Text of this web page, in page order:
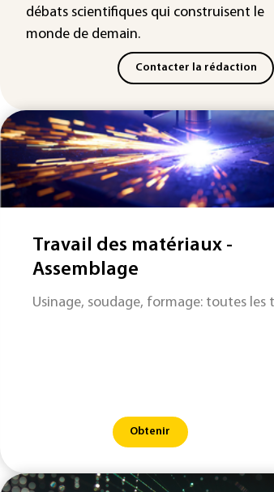
débats scientifiques qui construisent le
monde de demain.
Contacter la rédaction
Travail des matériaux -
Assemblage
Usinage, soudage, formage: toutes
Obtenir